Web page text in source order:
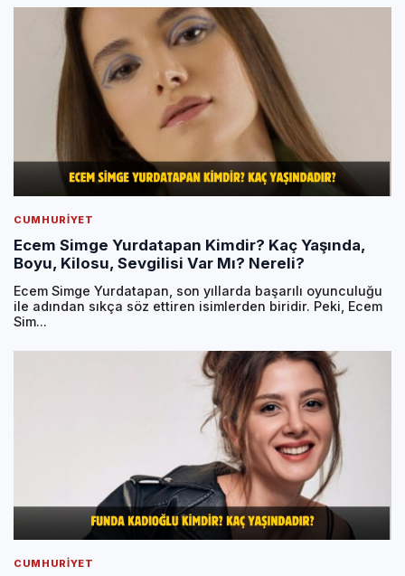
CUMHURIYET
Ecem Simge Yurdatapan Kimdir? Kaç Yaşında,
Boyu, Kilosu, Sevgilisi Var Mı? Nereli?
Ecem Simge Yurdatapan, son yıllarda başarılı oyunculuğu
ile adından sıkça söz ettiren isimlerden biridir. Peki, Ecem
Sim...
CUMHURIYET